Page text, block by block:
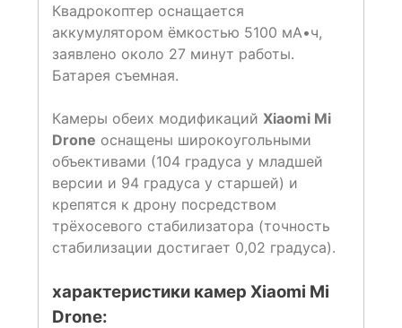
Квадрокоптер оснащается
аккумулятором ёмкостью 5100 мА•ч,
заявлено около 27 минут работы.
Батарея съемная.
Камеры обеих модификаций Xiaomi Mi
Drone оснащены широкоугольными
объективами (104 градуса у младшей
версии и 94 градуса у старшей) и
крепятся к дрону посредством
трёхосевого стабилизатора (точность
стабилизации достигает 0,02 градуса).
характеристики камер Xiaomi Mi
Drone: